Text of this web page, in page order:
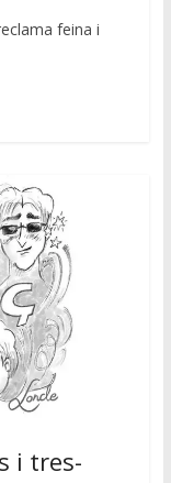
feina i
i tres-